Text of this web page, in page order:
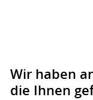
Wir haben
die Ihnen